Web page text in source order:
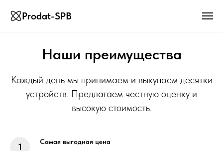
Prodat-SPB
Наши преимущества
Каждый день мы принимаем и выкупаем десятки
устройств. Предлагаем честную оценку и
высокую стоимость.
Самая выгодная цена